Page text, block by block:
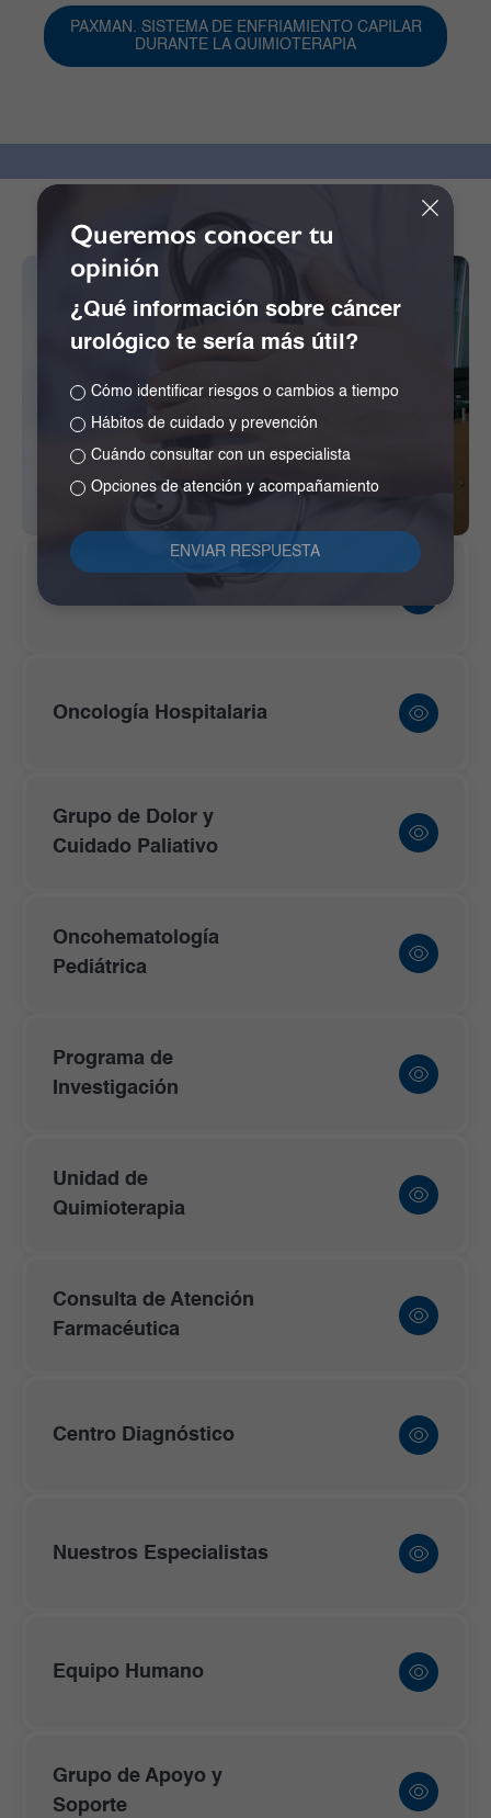
PAXMAN. SISTEMA DE ENFRIAMIENTO CAPILAR
DURANTE LA QUIMIOTERAPIA
Oncología Hospitalaria
Grupo de Dolor y
Cuidado Paliativo
Oncohematología
Pediátrica
Programa de
Investigación
Unidad de
Quimioterapia
Consulta de Atención
Farmacéutica
Centro Diagnóstico
Nuestros Especialistas
Equipo Humano
Grupo de Apoyo y
Soporte
Queremos conocer tu
opinión
¿Qué información sobre cáncer
urológico te sería más útil?
Cómo identificar riesgos o cambios a tiempo
Hábitos de cuidado y prevención
Cuándo consultar con un especialista
Opciones de atención y acompañamiento